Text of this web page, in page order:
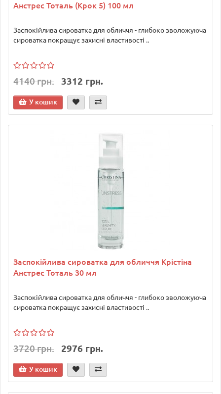
Анстрес Тоталь (Крок 5) 100 мл
Заспокійлива сироватка для обличчя - глибоко зволожуюча
сироватка покращує захисні властивості ..
4140 грн. 3312 грн.
У кошик
Заспокійлива сироватка для обличчя Крістіна
Анстрес Тоталь 30 мл
Заспокійлива сироватка для обличчя - глибоко зволожуюча
сироватка покращує захисні властивості ..
3720 грн. 2976 грн.
У кошик